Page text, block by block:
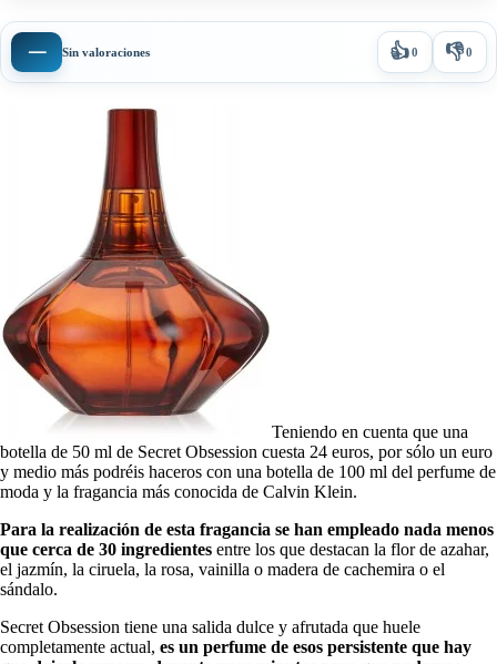
— Sin valoraciones 👍0 👎0
Teniendo en cuenta que una
botella de 50 ml de Secret Obsession cuesta 24 euros, por sólo un euro
y medio más podréis haceros con una botella de 100 ml del perfume de
moda y la fragancia más conocida de Calvin Klein.
Para la realización de esta fragancia se han empleado nada menos
que cerca de 30 ingredientes entre los que destacan la flor de azahar,
el jazmín, la ciruela, la rosa, vainilla o madera de cachemira o el
sándalo.
Secret Obsession tiene una salida dulce y afrutada que huele
completamente actual, es un perfume de esos persistente que hay